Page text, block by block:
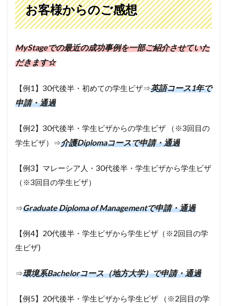
お客様からのご感想
MyStageでの最近の成功事例を一部ご紹介させていた
だきます☆
【例1】30代後半・初めての学生ビザ⇒英語コース1年で
申請・通過
【例2】30代後半・学生ビザからの学生ビザ （※3回目の
学生ビザ）⇒介護Diplomaコースで申請・通過
【例3】マレーシア人・30代後半・学生ビザから学生ビザ
（※3回目の学生ビザ）
⇒Graduate Diploma of Managementで申請・通過
【例4】20代後半・学生ビザから学生ビザ（※2回目の学
生ビザ)
⇒環境系Bachelorコース（地方大学）で申請・通過
【例5】20代後半・学生ビザから学生ビザ （※2回目の学